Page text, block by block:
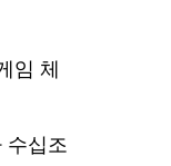
임 체
수십조